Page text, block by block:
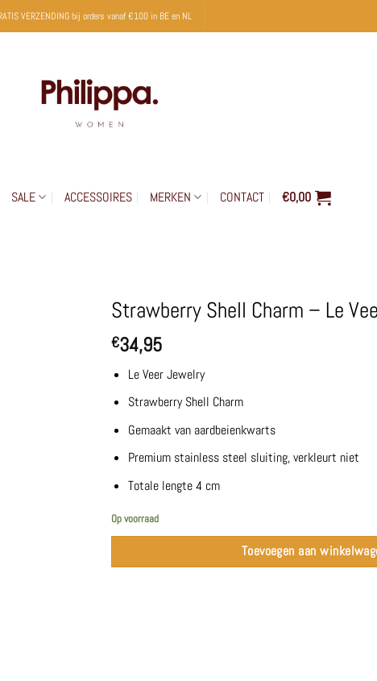
VERZENDING bij orders vanaf €100 in BE en NL
SALE ACCESSOIRES MERKEN CONTACT €0,00
Strawberry Shell Charm – Le
€34,95
Le Veer Jewelry
Strawberry Shell Charm
Gemaakt van aardbeienkwarts
Premium stainless steel sluiting, verkleurt niet
Totale lengte 4 cm
Op voorraad
Toevoegen aan